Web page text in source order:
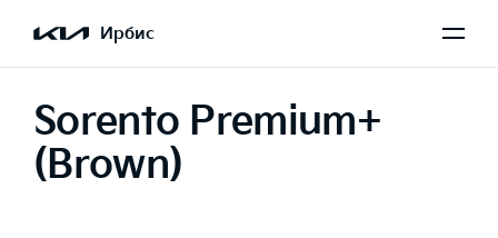
Ирбис
Sorento Premium+
(Brown)